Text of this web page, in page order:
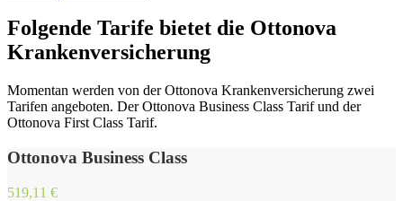
Folgende Tarife bietet die Ottonova
Krankenversicherung
Momentan werden von der Ottonova Krankenversicherung zwei
Tarifen angeboten. Der Ottonova Business Class Tarif und der
Ottonova First Class Tarif.
Ottonova Business Class
519,11 €